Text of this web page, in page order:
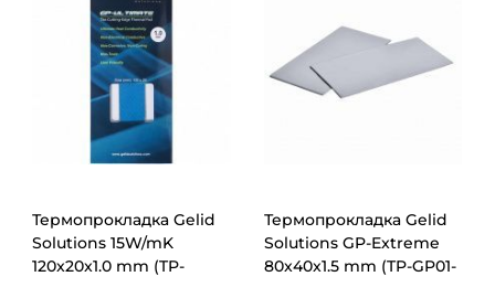
Термопрокладка Gelid
Solutions 15W/mK
120x20x1.0 mm (TP-
Термопрокладка Gelid
Solutions GP-Extreme
80x40x1.5 mm (TP-GP01-